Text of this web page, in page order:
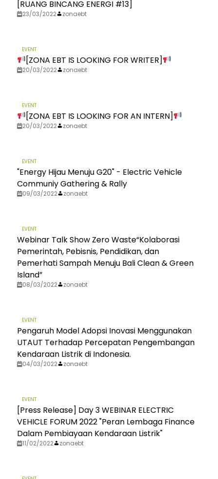
[RUANG BINCANG ENERGI #13]
23/03/2022 zonaebt
EVENT
[ZONA EBT IS LOOKING FOR WRITER]
20/03/2022 zonaebt
EVENT
[ZONA EBT IS LOOKING FOR AN INTERN]
20/03/2022 zonaebt
EVENT
"Energy Hijau Menuju G20" - Electric Vehicle
Communiy Gathering & Rally
09/03/2022 zonaebt
EVENT
Webinar Talk Show Zero Waste“Kolaborasi
Pemerintah, Pebisnis, Pendidikan, dan
Pemerhati Sampah Menuju Bali Clean & Green
Island”
08/03/2022 zonaebt
EVENT
Pengaruh Model Adopsi Inovasi Menggunakan
UTAUT Terhadap Percepatan Pengembangan
Kendaraan Listrik di Indonesia.
04/03/2022 zonaebt
EVENT
[Press Release] Day 3 WEBINAR ELECTRIC
VEHICLE FORUM 2022 "Peran Lembaga Finance
Dalam Pembiayaan Kendaraan Listrik"
11/02/2022 zonaebt